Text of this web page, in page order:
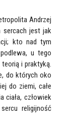
Andrzej
sercach jest jak
kto nad tym
u tego
i praktyką.
do których oko
do ziemi, całe
ciała, człowiek
religijność